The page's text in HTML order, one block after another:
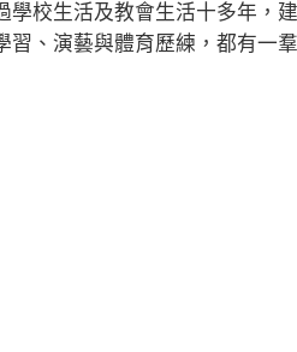
校生活及教會生活十多年，
習、演藝與體育歷練，都有一